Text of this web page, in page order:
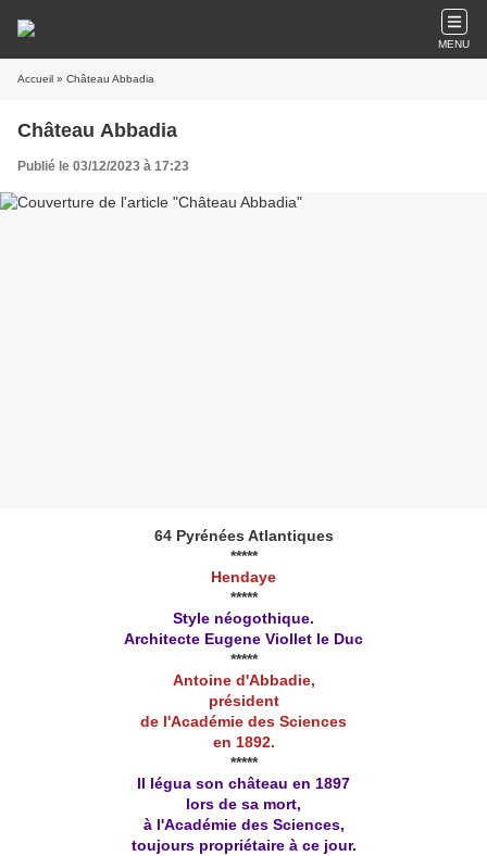
MENU
Accueil » Château Abbadia
Château Abbadia
Publié le 03/12/2023 à 17:23
64 Pyrénées Atlantiques
*****
Hendaye
*****
Style néogothique.
Architecte Eugene Viollet le Duc
*****
Antoine d'Abbadie,
président
de l'Académie des Sciences
en 1892.
*****
Il légua son château en 1897
lors de sa mort,
à l'Académie des Sciences,
toujours propriétaire à ce jour.